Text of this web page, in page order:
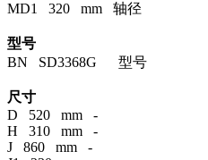
MD1 320 mm 轴径
型号
BN SD3368G 型号
尺寸
D 520 mm -
H 310 mm -
J 860 mm -